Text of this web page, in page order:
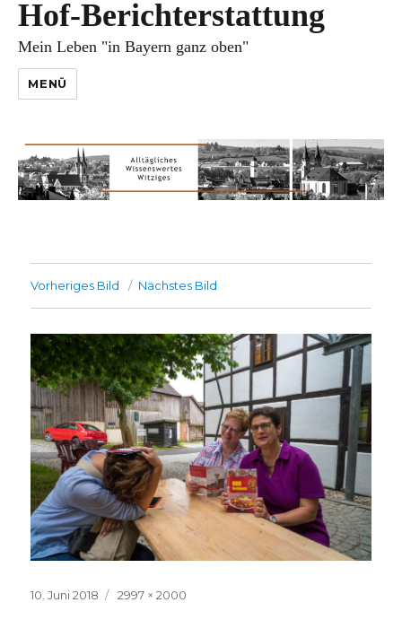
Hof-Berichterstattung
Mein Leben "in Bayern ganz oben"
MENÜ
Vorheriges Bild Nächstes Bild
Veröffentlicht
10. Juni 2018
Volle
2997 × 2000